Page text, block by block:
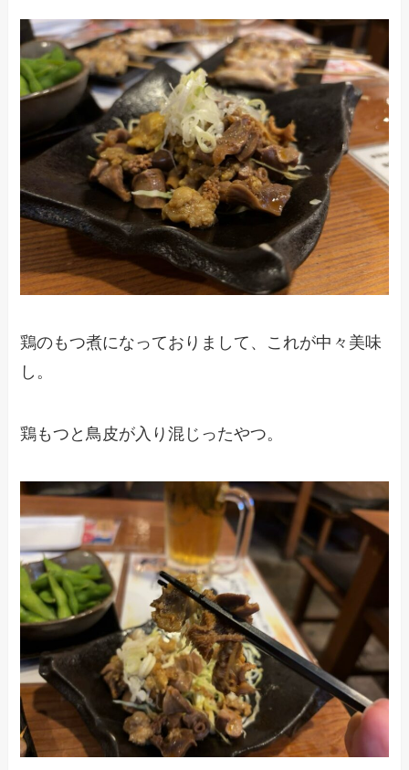
鶏のもつ煮になっておりまして、これが中々美味
し。
鶏もつと鳥皮が入り混じったやつ。